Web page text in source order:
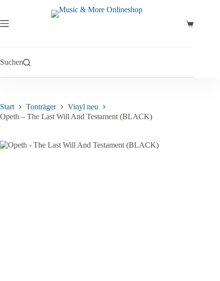
springen
Warenkorb
Suchen
Start Tonträger
Vinyl neu
Opeth – The Last Will And Testament (BLACK)